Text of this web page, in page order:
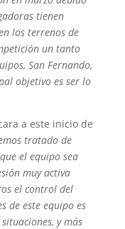
tienen
los terrenos de
un tanto
San Fernando,
objetivo es ser lo
a este inicio de
tratado de
el equipo sea
muy activa
el control del
de este equipo es
y más